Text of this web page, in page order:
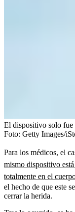
El dispositivo solo fue
Foto: Getty Images/
Para los médicos, el
mismo dispositivo
totalmente en el
el hecho de que este
cerrar la herida.